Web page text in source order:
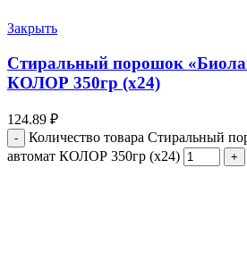
Закрыть
Стиральный порошок
КОЛОР 350гр (х24)
124.89 ₽
Количество товара Стиральный
автомат КОЛОР 350гр (х24)